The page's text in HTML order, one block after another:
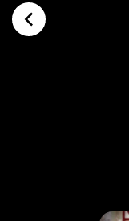
Hoppa till